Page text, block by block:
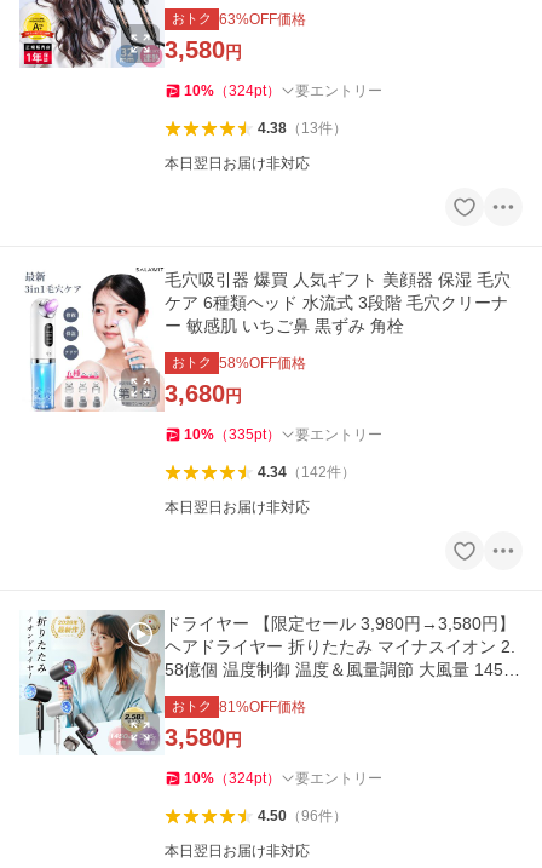
おトク 63%OFF価格
3,580円
10% （324pt） 要エントリー
4.38（ 13件）
本日翌日お届け非対応
毛穴吸引器 爆買 人気ギフト 美顔器 保湿 毛穴
ケア 6種類ヘッド 水流式 3段階 毛穴クリーナ
ー 敏感肌 いちご鼻 黒ずみ 角栓
おトク 58%OFF価格
3,680円
10% （335pt） 要エントリー
4.34（ 142件）
本日翌日お届け非対応
ドライヤー 【限定セール 3,980円→3,580円】
ヘアドライヤー 折りたたみ マイナスイオン 2.
58億個 温度制御 温度＆風量調節 大風量 1450
Ｗ 軽量 306g 静音 爆買
おトク 81%OFF価格
3,580円
10% （324pt） 要エントリー
4.50（96件）
本日翌日お届け非対応